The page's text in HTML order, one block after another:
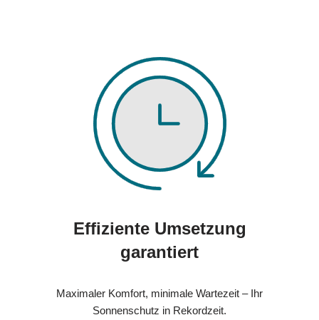
Effiziente Umsetzung
garantiert
Maximaler Komfort, minimale Wartezeit – Ihr
Sonnenschutz in Rekordzeit.